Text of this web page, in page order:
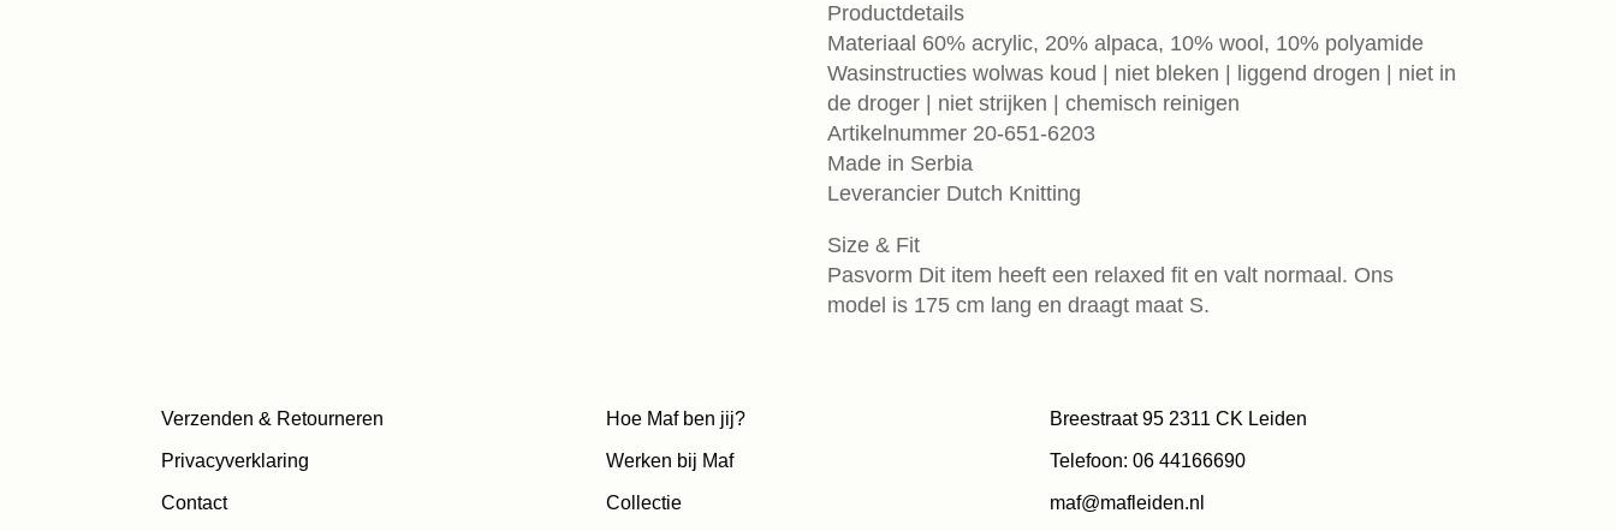
Productdetails
Materiaal 60% acrylic, 20% alpaca, 10% wool, 10% polyamide
Wasinstructies wolwas koud | niet bleken | liggend drogen | niet in
de droger | niet strijken | chemisch reinigen
Artikelnummer 20-651-6203
Made in Serbia
Leverancier Dutch Knitting
Size & Fit
Pasvorm Dit item heeft een relaxed fit en valt normaal. Ons
model is 175 cm lang en draagt maat S.
Verzenden & Retourneren
Privacyverklaring
Contact
Hoe Maf ben jij?
Werken bij Maf
Collectie
Breestraat 95 2311 CK Leiden
Telefoon: 06 44166690
maf@mafleiden.nl